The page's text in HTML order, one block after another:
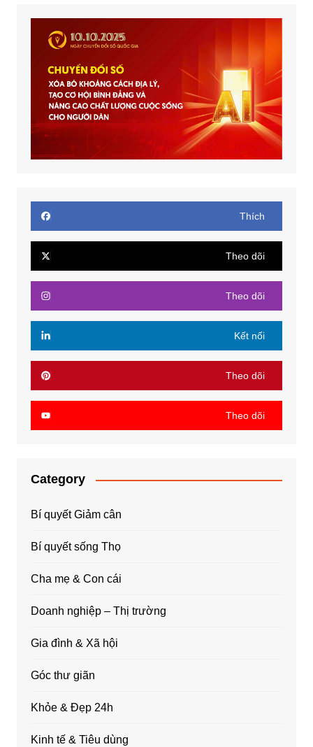
Thích
Theo dõi
Theo dõi
Kết nối
Theo dõi
Theo dõi
Category
Bí quyết Giảm cân
Bí quyết sống Thọ
Cha mẹ & Con cái
Doanh nghiệp – Thị trường
Gia đình & Xã hội
Góc thư giãn
Khỏe & Đẹp 24h
Kinh tế & Tiêu dùng